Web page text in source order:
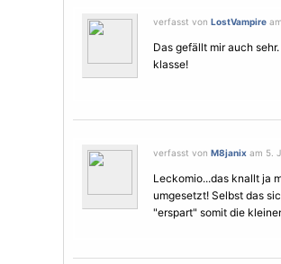
verfasst von LostVampire
Das gefällt mir auch
klasse!
verfasst von M8janix am 5.
Leckomio...das knallt ja
umgesetzt! Selbst das
"erspart" somit die